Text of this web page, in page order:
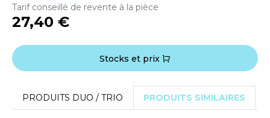
GEN
Tarif conseillé de revente à la pièce
27,40 €
Stocks et prix
PRODUITS DUO / TRIO PRODUITS SIMILAIRES